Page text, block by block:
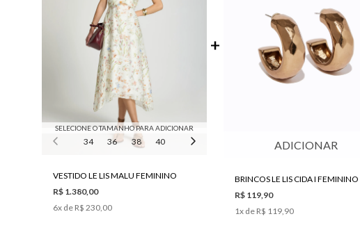
SELECIONE O TAMANHO PARA ADICIONAR
34 36 38 40
VESTIDO LE LIS MALU FEMININO
R$ 1.380,00
6x de R$ 230,00
ADICIONAR
BRINCOS LE LIS CIDA I FEMININO
R$ 119,90
1x de R$ 119,90